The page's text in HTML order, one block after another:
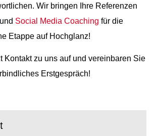
Wir bringen Ihre Referenzen
und Social Media Coaching für die
Etappe auf Hochglanz!
Kontakt zu uns auf und vereinbaren Sie
Erstgespräch!